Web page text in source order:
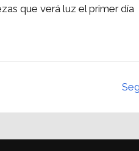
que verá luz el primer día